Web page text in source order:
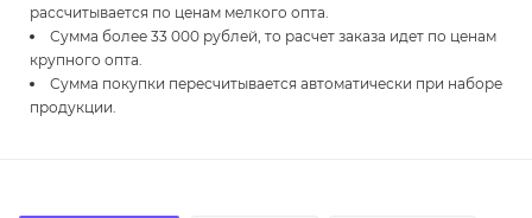
рассчитывается по ценам мелкого опта.
Сумма более 33 000 рублей, то расчет заказа идет по ценам
крупного опта.
Сумма покупки пересчитывается автоматически при наборе
продукции.